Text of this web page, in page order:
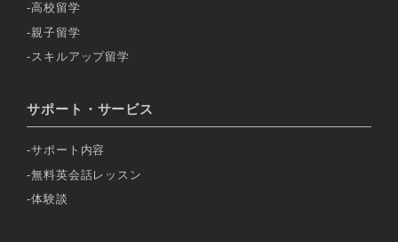
高校留学
親子留学
スキルアップ留学
サポート・サービス
サポート内容
無料英会話レッスン
体験談